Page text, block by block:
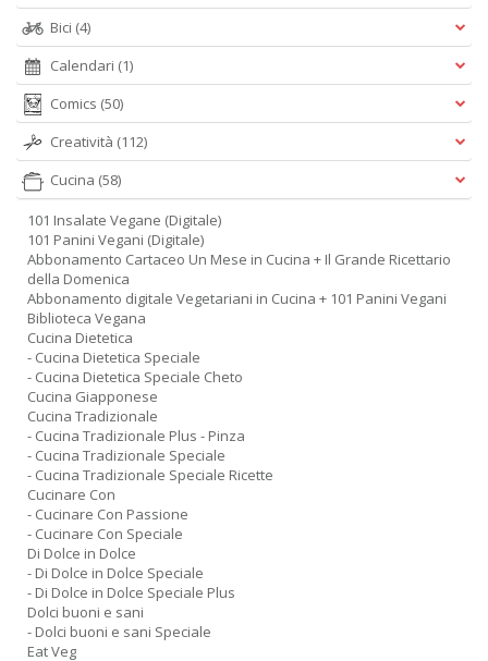
Bici (4)
Calendari (1)
Comics (50)
Creatività (112)
Cucina (58)
101 Insalate Vegane (Digitale)
101 Panini Vegani (Digitale)
Abbonamento Cartaceo Un Mese in Cucina + Il Grande Ricettario
della Domenica
Abbonamento digitale Vegetariani in Cucina + 101 Panini Vegani
Biblioteca Vegana
Cucina Dietetica
- Cucina Dietetica Speciale
- Cucina Dietetica Speciale Cheto
Cucina Giapponese
Cucina Tradizionale
- Cucina Tradizionale Plus - Pinza
- Cucina Tradizionale Speciale
- Cucina Tradizionale Speciale Ricette
Cucinare Con
- Cucinare Con Passione
- Cucinare Con Speciale
Di Dolce in Dolce
- Di Dolce in Dolce Speciale
- Di Dolce in Dolce Speciale Plus
Dolci buoni e sani
- Dolci buoni e sani Speciale
Eat Veg